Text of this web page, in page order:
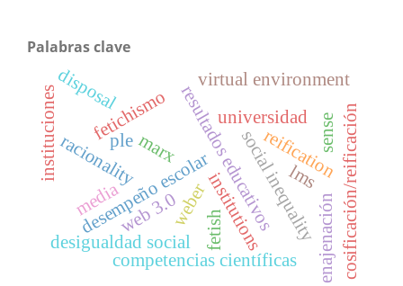
Palabras clave
universidad
fetichismo resultados educativos
desempeño escolar social inequality
desigualdad social
racionality
weberinstitutions
instituciones
fetish
disposal
reification
enajenacióncosificación/reificación
marx
media
competencias científicas
virtual environment
ple
lms
web 3.0
sense